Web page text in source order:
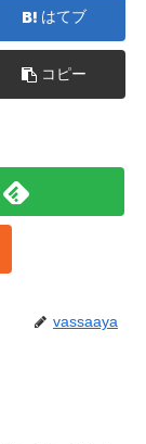
はてブ
コピー
vassaaya